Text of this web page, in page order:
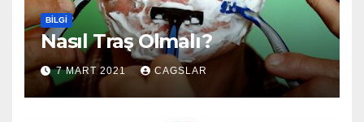
BILGI
Nasıl Traş Olmalı?
7 MART 2021 CAGSLAR